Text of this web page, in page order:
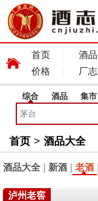
首页 酒品
价格
厂志
综合 酒品 集市
首页 > 酒品大全
酒品大全 新酒 老酒
泸州老窖